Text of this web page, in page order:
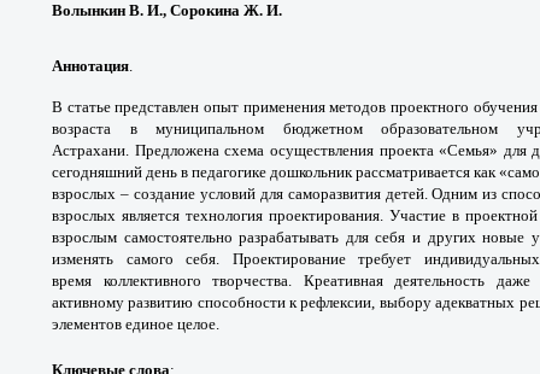
Волынкин В. И., Сорокина Ж. И.
Аннотация.
В статье представлен опыт применения методов проектного
возраста в муниципальном бюджетном образовательном
Астрахани. Предложена схема осуществления проекта«Семья» для
сегодняшний день в педагогике дошкольникрассматривается как
взрослых – создание условий для саморазвития детей. Одним из
взрослых является технология проектирования. Участие в
взрослым самостоятельно разрабатывать длясебя и других новые
изменять самого себя. Проектирование требует
время коллективного творчества. Креативнаядеятельность
активному развитию способностик рефлексии, выбору адекватных
элементов единое целое.
Ключевые слова: